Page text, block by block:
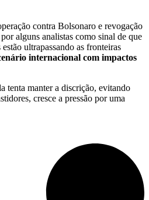
contra Bolsonaro e revogação
alguns analistas como sinal de que
ultrapassando as fronteiras
internacional com impactos
tenta manter a discrição, evitando
cresce a pressão por uma